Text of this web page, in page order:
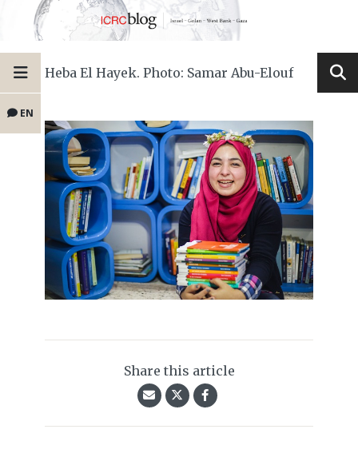
EN
Heba El Hayek. Photo: Samar Abu-Elouf
Share this article